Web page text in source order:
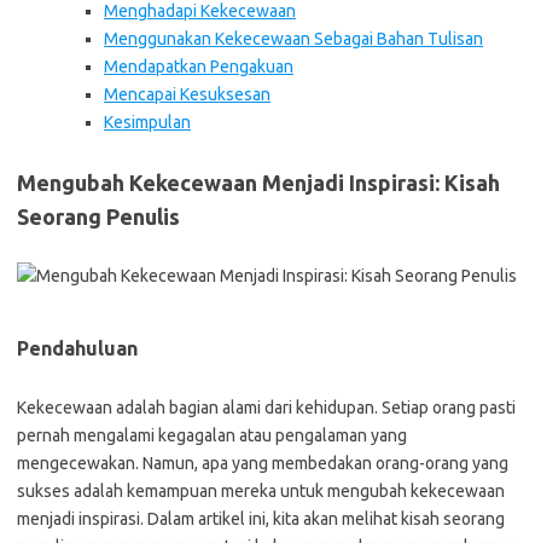
Menghadapi Kekecewaan
Menggunakan Kekecewaan Sebagai Bahan Tulisan
Mendapatkan Pengakuan
Mencapai Kesuksesan
Kesimpulan
Mengubah Kekecewaan Menjadi Inspirasi: Kisah
Seorang Penulis
Pendahuluan
Kekecewaan adalah bagian alami dari kehidupan. Setiap orang pasti
pernah mengalami kegagalan atau pengalaman yang
mengecewakan. Namun, apa yang membedakan orang-orang yang
sukses adalah kemampuan mereka untuk mengubah kekecewaan
menjadi inspirasi. Dalam artikel ini, kita akan melihat kisah seorang